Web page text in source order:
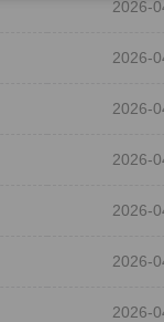
2026-
2026-
2026-
2026-
2026-
2026-
2026-